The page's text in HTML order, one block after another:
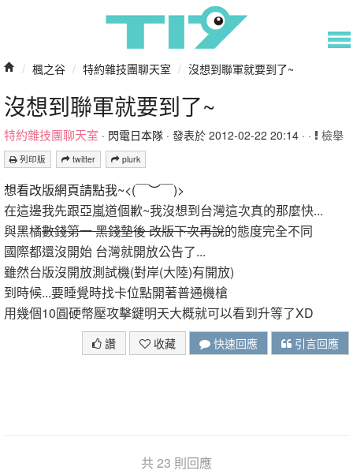
/ 楓之谷 / 特約雜技團聊天室 / 沒想到聯軍就要到了~
沒想到聯軍就要到了~
特約雜技團聊天室 · 閃電日本隊 · 發表於 2012-02-22 20:14 · · 檢舉
列印版 twitter plurk
想看改版網頁請點我~<(￣︶￣)>
在這邊我先跟亞嵐道個歉~我沒想到台灣這次真的那麼快...
與黑橘數錢第一 黑錢墊後 改版下次再說的態度完全不同
國際都還沒開始 台灣就開放公告了...
雖然台版沒開放測試機(對岸(大陸)有開放)
到時候...要睡覺時找卡位點開著普通機槍
用幾個10圓硬幣壓攻擊鍵明天大概就可以看到升等了XD
讚 收藏 快速回應 引言回應
共 23 則回應